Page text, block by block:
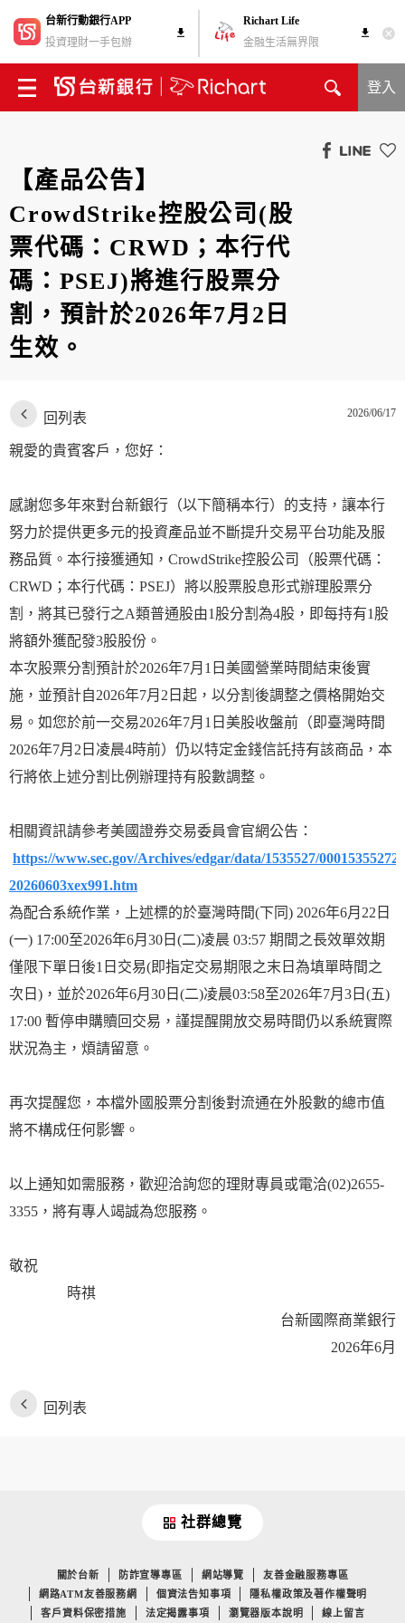
台新行動銀行APP
投資理財一手包辦
Richart Life
金融生活無界限
登入
【產品公告】
CrowdStrike控股公司(股
票代碼：CRWD；本行代
碼：PSEJ)將進行股票分
割，預計於2026年7月2日
生效。
回列表 2026/06/17
親愛的貴賓客戶，您好：
感謝您多年來對台新銀行（以下簡稱本行）的支持，讓本行
努力於提供更多元的投資產品並不斷提升交易平台功能及服
務品質。本行接獲通知，CrowdStrike控股公司（股票代碼：
CRWD；本行代碼：PSEJ）將以股票股息形式辦理股票分
割，將其已發行之A類普通股由1股分割為4股，即每持有1股
將額外獲配發3股股份。
本次股票分割預計於2026年7月1日美國營業時間結束後實
施，並預計自2026年7月2日起，以分割後調整之價格開始交
易。如您於前一交易2026年7月1日美股收盤前（即臺灣時間
2026年7月2日凌晨4時前）仍以特定金錢信託持有該商品，本
行將依上述分割比例辦理持有股數調整。
相關資訊請參考美國證券交易委員會官網公告：
https://www.sec.gov/Archives/edgar/data/1535527/
20260603xex991.htm
為配合系統作業，上述標的於臺灣時間(下同) 2026年6月22日
(一) 17:00至2026年6月30日(二)凌晨 03:57 期間之長效單效期
僅限下單日後1日交易(即指定交易期限之末日為填單時間之
次日)，並於2026年6月30日(二)凌晨03:58至2026年7月3日(五)
17:00 暫停申購贖回交易，謹提醒開放交易時間仍以系統實際
狀況為主，煩請留意。
再次提醒您，本檔外國股票分割後對流通在外股數的總市值
將不構成任何影響。
以上通知如需服務，歡迎洽詢您的理財專員或電洽(02)2655-
3355，將有專人竭誠為您服務。
敬祝
時祺
台新國際商業銀行
2026年6月
回列表
社群總覽
關於台新 防詐宣導專區 網站導覽
友善金融服務專區
網路ATM友善服務網
個資法告知事項
隱私權政策及著作權聲明
客戶資料保密措施
法定揭露事項 瀏覽器版本說明 線上留言